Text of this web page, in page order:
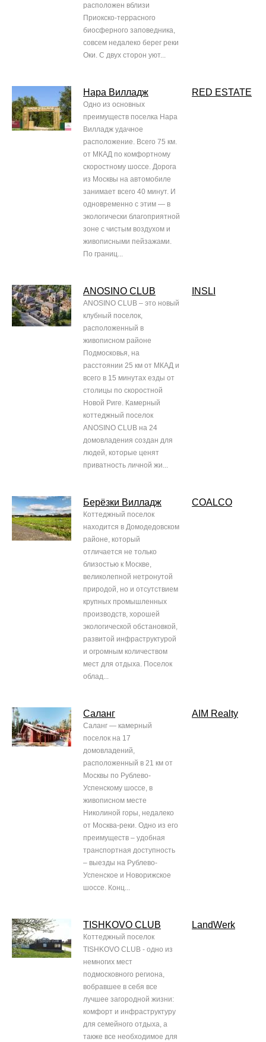
расположен вблизи
Приокско-террасного
биосферного заповедника,
совсем недалеко берег реки
Оки. С двух сторон уют...
Нара Вилладж
Одно из основных
преимуществ поселка Нара
Вилладж удачное
расположение. Всего 75 км.
от МКАД по комфортному
скоростному шоссе. Дорога
из Москвы на автомобиле
занимает всего 40 минут. И
одновременно с этим — в
экологически благоприятной
зоне с чистым воздухом и
живописными пейзажами.
По границ...
RED ESTATE
ANOSINO CLUB
ANOSINO CLUB – это новый
клубный поселок,
расположенный в
живописном районе
Подмосковья, на
расстоянии 25 км от МКАД и
всего в 15 минутах езды от
столицы по скоростной
Новой Риге. Камерный
коттеджный поселок
ANOSINO CLUB на 24
домовладения создан для
людей, которые ценят
приватность личной жи...
INSLI
Берёзки Вилладж
Коттеджный поселок
находится в Домодедовском
районе, который
отличается не только
близостью к Москве,
великолепной нетронутой
природой, но и отсутствием
крупных промышленных
производств, хорошей
экологической обстановкой,
развитой инфраструктурой
и огромным количеством
мест для отдыха. Поселок
облад...
COALCO
Саланг
Саланг — камерный
поселок на 17
домовладений,
расположенный в 21 км от
Москвы по Рублево-
Успенскому шоссе, в
живописном месте
Николиной горы, недалеко
от Москва-реки. Одно из его
преимуществ – удобная
транспортная доступность
– выезды на Рублево-
Успенское и Новорижское
шоссе. Конц...
AIM Realty
TISHKOVO CLUB
Коттеджный поселок
TISHKOVO CLUB - одно из
немногих мест
подмосковного региона,
вобравшее в себя все
лучшее загородной жизни:
комфорт и инфраструктуру
для семейного отдыха, а
также все необходимое для
LandWerk